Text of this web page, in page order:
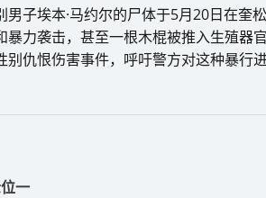
子埃本·马约尔的尸体于5月20日在奎
暴力袭击，甚至一根木棍被推入生殖器
别仇恨伤害事件，呼吁警方对这种暴行
一